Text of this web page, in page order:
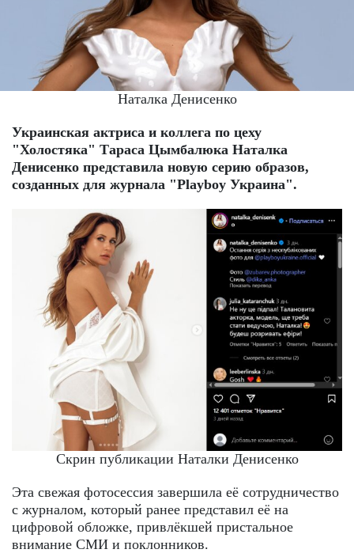
Наталка Денисенко
Украинская актриса и коллега по цеху
"Холостяка" Тараса Цымбалюка Наталка
Денисенко представила новую серию образов,
созданных для журнала "Playboy Украина".
Скрин публикации Наталки Денисенко
Эта свежая фотосессия завершила её сотрудничество
с журналом, который ранее представил её на
цифровой обложке, привлёкшей пристальное
внимание СМИ и поклонников.